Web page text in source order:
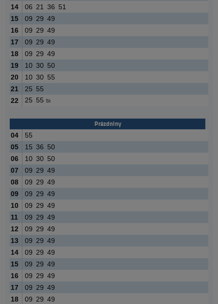
14
06 21 36 51
15
09 29 49
16
09 29 49
17
09 29 49
18
09 29 49
19
10 30 50
20
10 30 55
21
25 55
22
25 55 St
Prázdniny
04
55
05
15 36 50
06
10 30 50
07
09 29 49
08
09 29 49
09
09 29 49
10
09 29 49
11
09 29 49
12
09 29 49
13
09 29 49
14
09 29 49
15
09 29 49
16
09 29 49
17
09 29 49
18
09 29 49